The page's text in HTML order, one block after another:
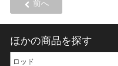
前へ
ほかの商品を探す